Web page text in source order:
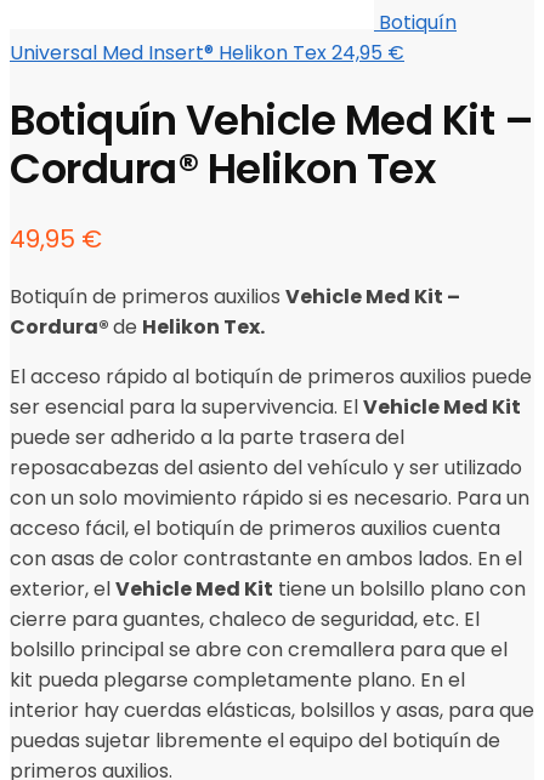
Botiquín
Universal Med Insert® Helikon Tex24,95 €
Botiquín Vehicle Med Kit –
Cordura® Helikon Tex
49,95 €
Botiquín de primeros auxilios Vehicle Med Kit –
Cordura®de Helikon Tex.
El acceso rápido al botiquín de primeros auxilios puede
ser esencial para la supervivencia. ElVehicle Med Kit
puede ser adherido a la parte trasera del
reposacabezas del asiento del vehículo y ser utilizado
con un solo movimiento rápido si es necesario. Para un
acceso fácil, el botiquín de primeros auxilios cuenta
con asas de color contrastante en ambos lados. En el
exterior, elVehicle Med Kit tiene un bolsillo plano con
cierre para guantes, chaleco de seguridad, etc. El
bolsillo principal se abre con cremallera para que el
kit pueda plegarse completamente plano. En el
interior hay cuerdas elásticas, bolsillos y asas, para que
puedas sujetar libremente el equipo del botiquín de
primeros auxilios.